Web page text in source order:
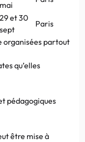
mai
29 et 30
sept
Paris
organisées partout
qu’elles
pédagogiques
être mise à